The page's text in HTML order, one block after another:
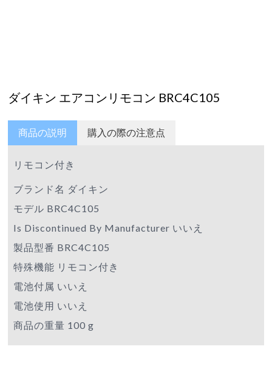
ダイキン エアコンリモコン BRC4C105
商品の説明
リモコン付き
ブランド名 ダイキン
モデル BRC4C105
Is Discontinued By Manufacturer いいえ
製品型番 BRC4C105
特殊機能 リモコン付き
電池付属 いいえ
電池使用 いいえ
商品の重量 100 g
購入の際の注意点